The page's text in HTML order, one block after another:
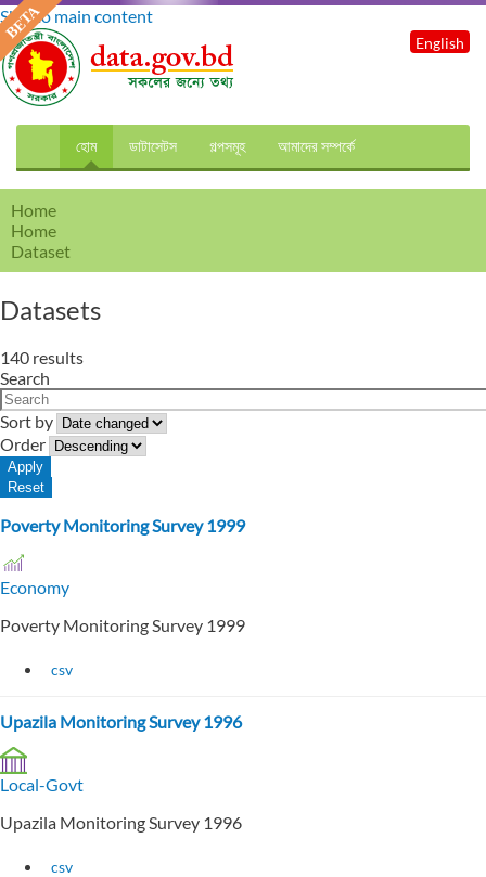
Skip to main content
হোম ডাটাসেটস গল্পসমূহ আমাদের সম্পর্কে
English
Home
Home
Dataset
Datasets
140 results
Search
Sort by
Order
Poverty Monitoring Survey 1999
Economy
Poverty Monitoring Survey 1999
csv
Upazila Monitoring Survey 1996
Local-Govt
Upazila Monitoring Survey 1996
csv